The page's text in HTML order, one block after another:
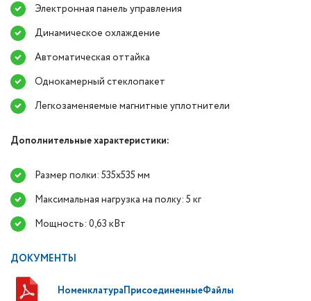
Электронная панель управления
Динамическое охлаждение
Автоматическая оттайка
Однокамерный стеклопакет
Легкозаменяемые магнитные уплотнители
Дополнительные характеристики:
Размер полки: 535х535 мм
Максимальная нагрузка на полку: 5 кг
Мощность: 0,63 кВт
ДОКУМЕНТЫ
НоменклатураПрисоединенныеФайлы